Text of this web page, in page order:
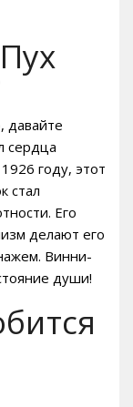
давайте
сердца
году, этот
стал
Его
делают его
Винни-
души!